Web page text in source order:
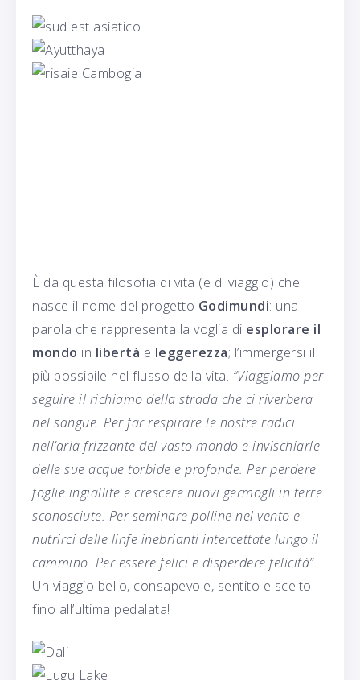
È da questa filosofia di vita (e di viaggio) che
nasce il nome del progetto Godimundi: una
parola che rappresenta la voglia di esplorare il
mondo in libertà e leggerezza; l’immergersi il
più possibile nel flusso della vita. “Viaggiamo per
seguire il richiamo della strada che ci riverbera
nel sangue. Per far respirare le nostre radici
nell’aria frizzante del vasto mondo e invischiarle
delle sue acque torbide e profonde. Per perdere
foglie ingiallite e crescere nuovi germogli in terre
sconosciute. Per seminare polline nel vento e
nutrirci delle linfe inebrianti intercettate lungo il
cammino. Per essere felici e disperdere felicità”.
Un viaggio bello, consapevole, sentito e scelto
fino all’ultima pedalata!